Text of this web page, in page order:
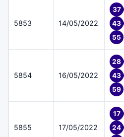
5853 14/05/2022
37
43
55
5854 16/05/2022
28
43
59
5855 17/05/2022
17
24